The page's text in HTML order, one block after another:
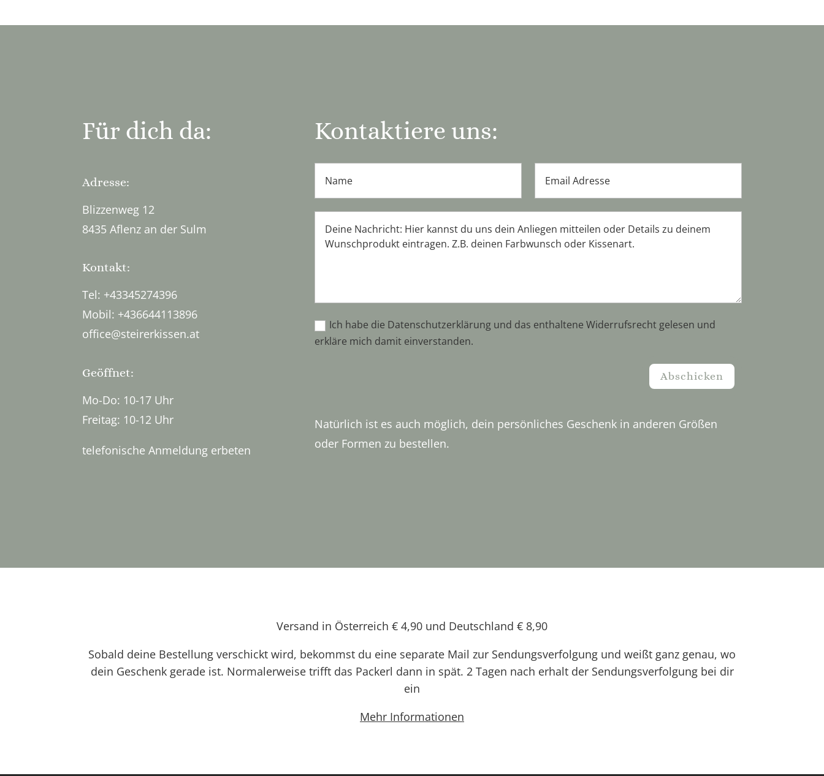
Für dich da:
Adresse:
Blizzenweg 12
8435 Aflenz an der Sulm
Kontakt:
Tel: +43345274396
Mobil: +436644113896
office@steirerkissen.at
Geöffnet:
Mo-Do: 10-17 Uhr
Freitag: 10-12 Uhr
telefonische Anmeldung erbeten
Kontaktiere uns:
Ich habe die Datenschutzerklärung und das enthaltene Widerrufsrecht gelesen und
erkläre mich damit einverstanden.
Abschicken
Natürlich ist es auch möglich, dein persönliches Geschenk in anderen Größen
oder Formen zu bestellen.
Versand in Österreich € 4,90 und Deutschland € 8,90
Sobald deine Bestellung verschickt wird, bekommst du eine separate Mail zur Sendungsverfolgung und weißt ganz genau, wo
dein Geschenk gerade ist. Normalerweise trifft das Packerl dann in spät. 2 Tagen nach erhalt der Sendungsverfolgung bei dir
ein
Mehr Informationen